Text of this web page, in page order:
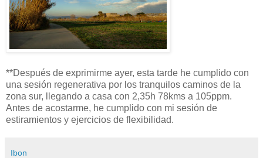
**Después de exprimirme ayer, esta tarde he cumplido con
una sesión regenerativa por los tranquilos caminos de la
zona sur, llegando a casa con 2,35h 78kms a 105ppm.
Antes de acostarme, he cumplido con mi sesión de
estiramientos y ejercicios de flexibilidad.
Ibon